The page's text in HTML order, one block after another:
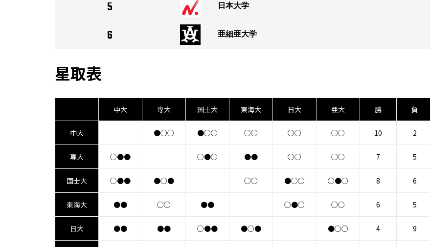
5 日本大学
6 亜細亜大学
星取表
中大 専大 国士大 東海大 日大 亜大 勝 負
中大 ●○○ ●○○ ○○ ○○ ○○ 10 2
専大 ○●● ○●○ ●● ○○ ○○ 7 5
国士大 ○●● ●○● ○○ ●○○ ○●○ 8 6
東海大 ●● ○○ ●● ○●○ ○○ 6 5
日大 ●● ●● ○●● ●○● ●○○ 4 9